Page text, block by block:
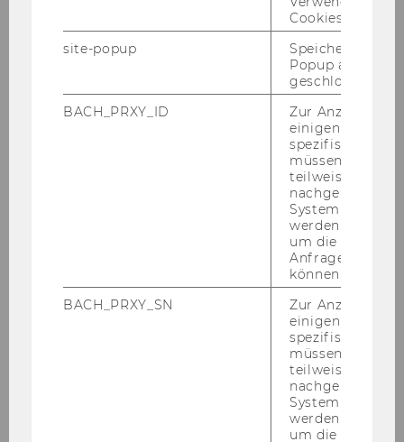
Spare Geld - Services für Mitarbeiter/innen
Cookies.
site-popup
Speichert ob ein
Popup
geschlossen
BACH_PRXY_ID
Zur Anzeige von
einigen WU-
spezifischen
müssen
teilweise von
nachgelagerten
System
werden.
um die Antwort
Anfrage
können.
BACH_PRXY_SN
Zur Anzeige von
einigen WU-
spezifischen
müssen
teilweise von
nachgelagerten
System
werden.
um die Antwort